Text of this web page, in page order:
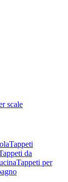
scale
Tappeti
da
Tappeti per